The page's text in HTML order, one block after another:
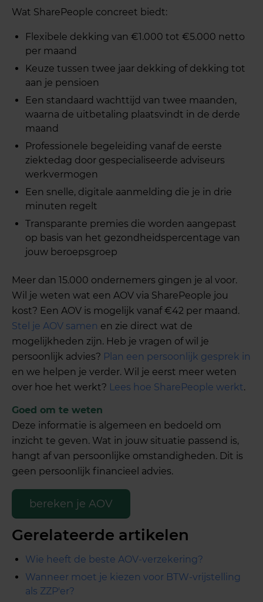
Wat SharePeople concreet biedt:
Flexibele dekking van €1.000 tot €5.000 netto
per maand
Keuze tussen twee jaar dekking of dekking tot
aan je pensioen
Een standaard wachttijd van twee maanden,
waarna de uitbetaling plaatsvindt in de derde
maand
Professionele begeleiding vanaf de eerste
ziektedag door gespecialiseerde adviseurs
werkvermogen
Een snelle, digitale aanmelding die je in drie
minuten regelt
Transparante premies die worden aangepast
op basis van het gezondheidspercentage van
jouw beroepsgroep
Meer dan 15.000 ondernemers gingen je al voor.
Wil je weten wat een AOV via SharePeople jou
kost? Een AOV is mogelijk vanaf €42 per maand.
Stel je AOV samen en zie direct wat de
mogelijkheden zijn. Heb je vragen of wil je
persoonlijk advies? Plan een persoonlijk gesprek in
en we helpen je verder. Wil je eerst meer weten
over hoe het werkt? Lees hoe SharePeople werkt.
Goed om te weten
Deze informatie is algemeen en bedoeld om
inzicht te geven. Wat in jouw situatie passend is,
hangt af van persoonlijke omstandigheden. Dit is
geen persoonlijk financieel advies.
bereken je AOV
Gerelateerde artikelen
Wie heeft de beste AOV-verzekering?
Wanneer moet je kiezen voor BTW-vrijstelling
als ZZP'er?